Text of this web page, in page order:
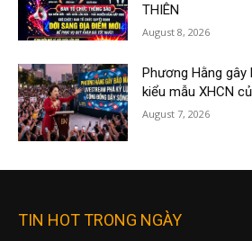
THIÊN
August 8, 2026
Phương Hằng gây
kiểu mẫu XHCN
August 7, 2026
TIN HOT TRONG NGÀY